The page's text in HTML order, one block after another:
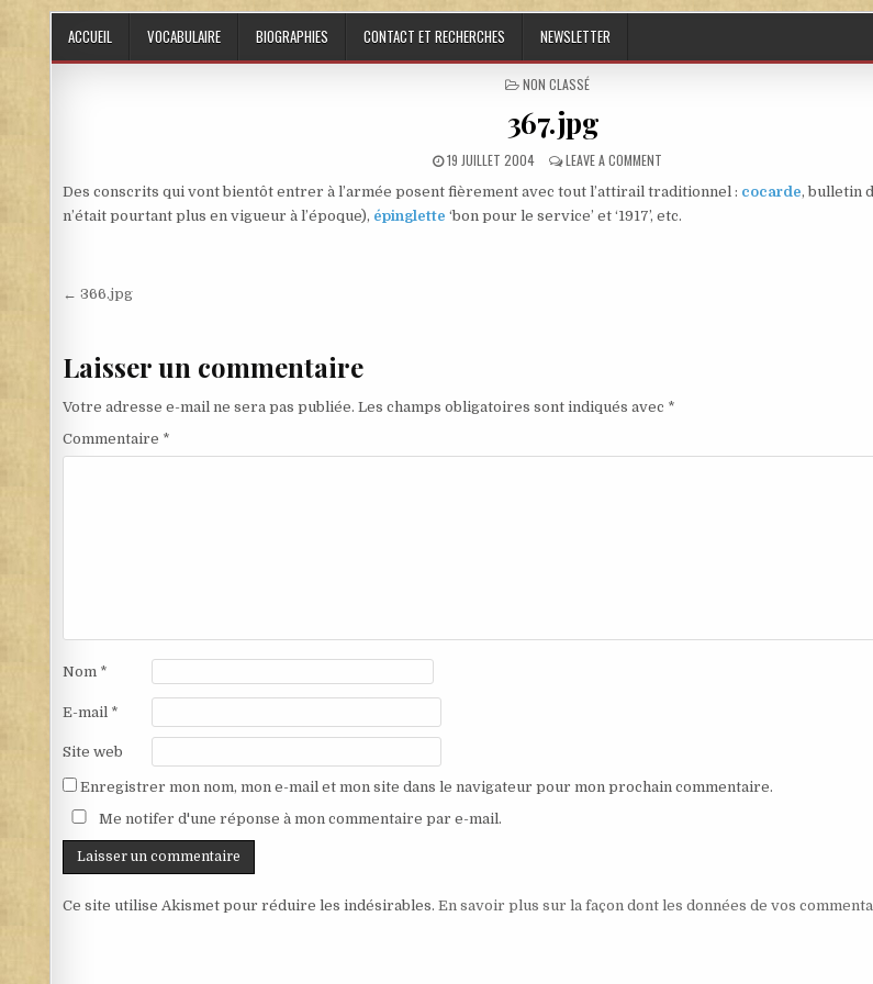
ACCUEIL VOCABULAIRE BIOGRAPHIES CONTACT ET RECHERCHES NEWSLETTER
POSTED IN
NON CLASSÉ
367.jpg
PUBLISHED DATE:
19 JUILLET 2004 LEAVE A COMMENTON 367.JPG
Des conscrits qui vont bientôt entrer à l’armée posent fièrement avec tout l’attirail traditionnel : cocarde, bulletin
n’était pourtant plus en vigueur à l’époque), épinglette ‘bon pour le service’ et ‘1917’, etc.
Navigation de l’article
← 366.jpg
Laisser un commentaire
Votre adresse e-mail ne sera pas publiée. Les champs obligatoires sont indiqués avec *
Commentaire *
Nom *
E-mail *
Site web
Enregistrer mon nom, mon e-mail et mon site dans le navigateur pour mon prochain commentaire.
Me notifer d'une réponse à mon commentaire par e-mail.
Ce site utilise Akismet pour réduire les indésirables. En savoir plus sur la façon dont les données de vos